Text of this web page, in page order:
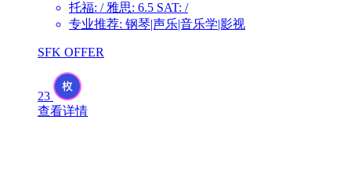
托福: / 雅思: 6.5 SAT: /
专业推荐: 钢琴|声乐|音乐学|影视
SFK OFFER
23
查看详情